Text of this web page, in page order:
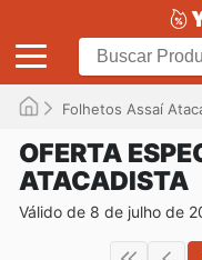
Folhetos Assaí
OFERTA
ATACADISTA
Válido de 8 de julho de